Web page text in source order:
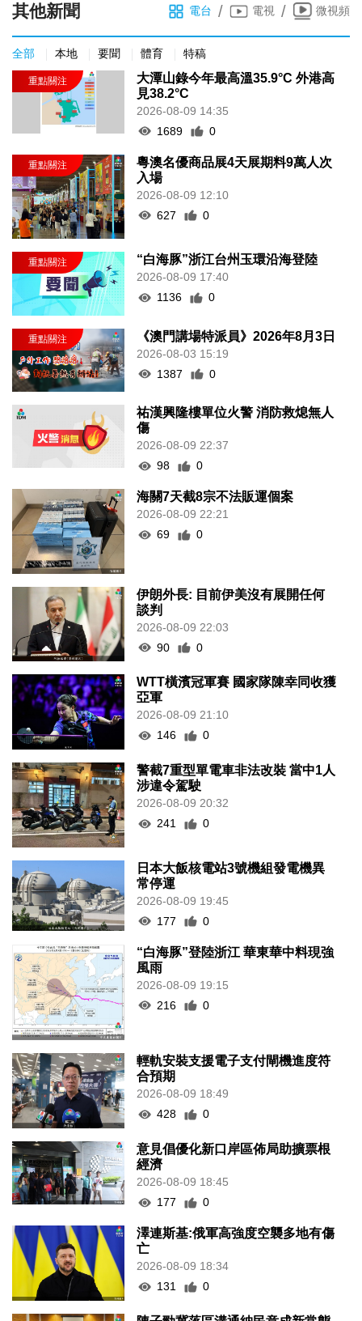
其他新聞 電台 / 電視 / 微視頻
全部 本地 要聞 體育 特稿
大潭山錄今年最高溫35.9°C 外港高
見38.2°C
2026-08-09 14:35
1689
0
粵澳名優商品展4天展期料9萬人次
入場
2026-08-09 12:10
627
0
“白海豚”浙江台州玉環沿海登陸
2026-08-09 17:40
1136
0
《澳門講場特派員》2026年8月3日
2026-08-03 15:19
1387
0
祐漢興隆樓單位火警 消防救熄無人
傷
2026-08-09 22:37
98
0
海關7天截8宗不法販運個案
2026-08-09 22:21
69
0
伊朗外長: 目前伊美沒有展開任何
談判
2026-08-09 22:03
90
0
WTT橫濱冠軍賽 國家隊陳幸同收獲
亞軍
2026-08-09 21:10
146
0
警截7重型單電車非法改裝 當中1人
涉違令駕駛
2026-08-09 20:32
241
0
日本大飯核電站3號機組發電機異
常停運
2026-08-09 19:45
177
0
“白海豚”登陸浙江 華東華中料現強
風雨
2026-08-09 19:15
216
0
輕軌安裝支援電子支付閘機進度符
合預期
2026-08-09 18:49
428
0
意見倡優化新口岸區佈局助擴票根
經濟
2026-08-09 18:45
177
0
澤連斯基:俄軍高強度空襲多地有傷
亡
2026-08-09 18:34
131
0